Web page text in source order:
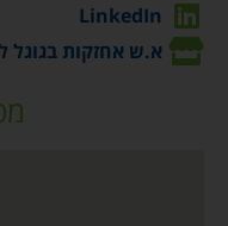
LinkedIn
א.ש אחזקות בגוגל